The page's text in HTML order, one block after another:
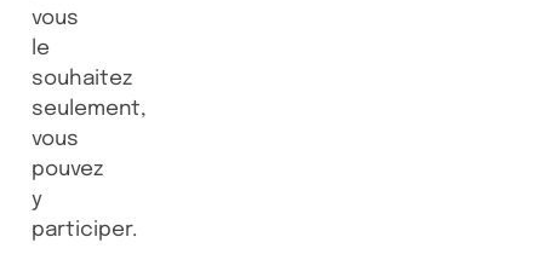
vous
le
souhaitez
seulement,
vous
pouvez
y
participer.